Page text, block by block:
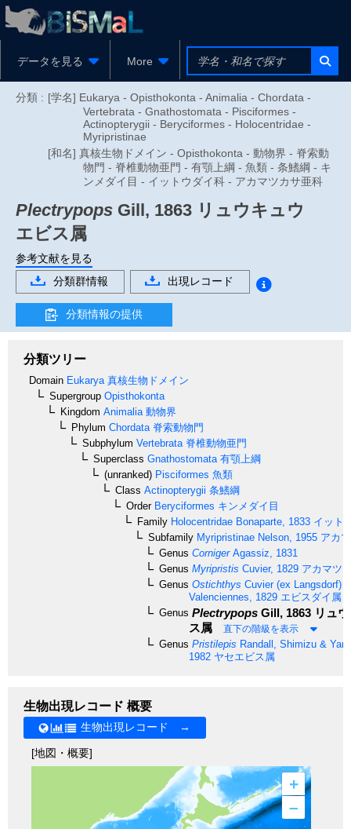
データを見る More
分類 : [学名] Eukarya - Opisthokonta - Animalia - Chordata -
Vertebrata - Gnathostomata - Pisciformes -
Actinopterygii - Beryciformes - Holocentridae -
Myripristinae
[和名] 真核生物ドメイン - Opisthokonta - 動物界 - 脊索動
物門 - 脊椎動物亜門 - 有顎上綱 - 魚類 - 条鰭綱 - キ
ンメダイ目 - イットウダイ科 - アカマツカサ亜科
Plectrypops Gill, 1863 リュウキュウ
エビス属
参考文献を見る
分類群情報
出現レコード
分類情報の提供
分類ツリー
Domain Eukarya 真核生物ドメイン
Supergroup Opisthokonta
Kingdom Animalia 動物界
Phylum Chordata 脊索動物門
Subphylum Vertebrata 脊椎動物亜門
Superclass Gnathostomata 有顎上綱
(unranked) Pisciformes 魚類
Class Actinopterygii 条鰭綱
OrderBeryciformes キンメダイ目
Family Holocentridae Bonaparte, 1833 イット
Subfamily Myripristinae Nelson, 1955 アカ
Genus CornigerAgassiz, 1831
Genus Myripristis Cuvier, 1829 アカマツ
Genus Ostichthys Cuvier (ex Langsdorf)
Valenciennes, 1829 エビスダイ属
Genus Plectrypops Gill, 1863 リュ
ス属
直下の階級を表示
Genus Pristilepis Randall, Shimizu &
1982 ヤセエビス属
生物出現レコード 概要
生物出現レコード →
[地図・概要]
+
–